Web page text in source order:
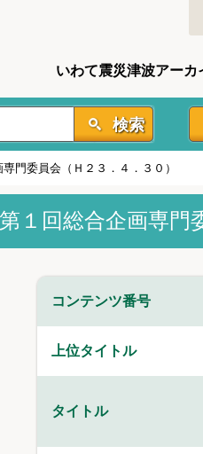
いわて震災津波アーカ
検索
門委員会（Ｈ２３．４．３０）
１回総合企画専門
コンテンツ番号
上位タイトル
タイトル